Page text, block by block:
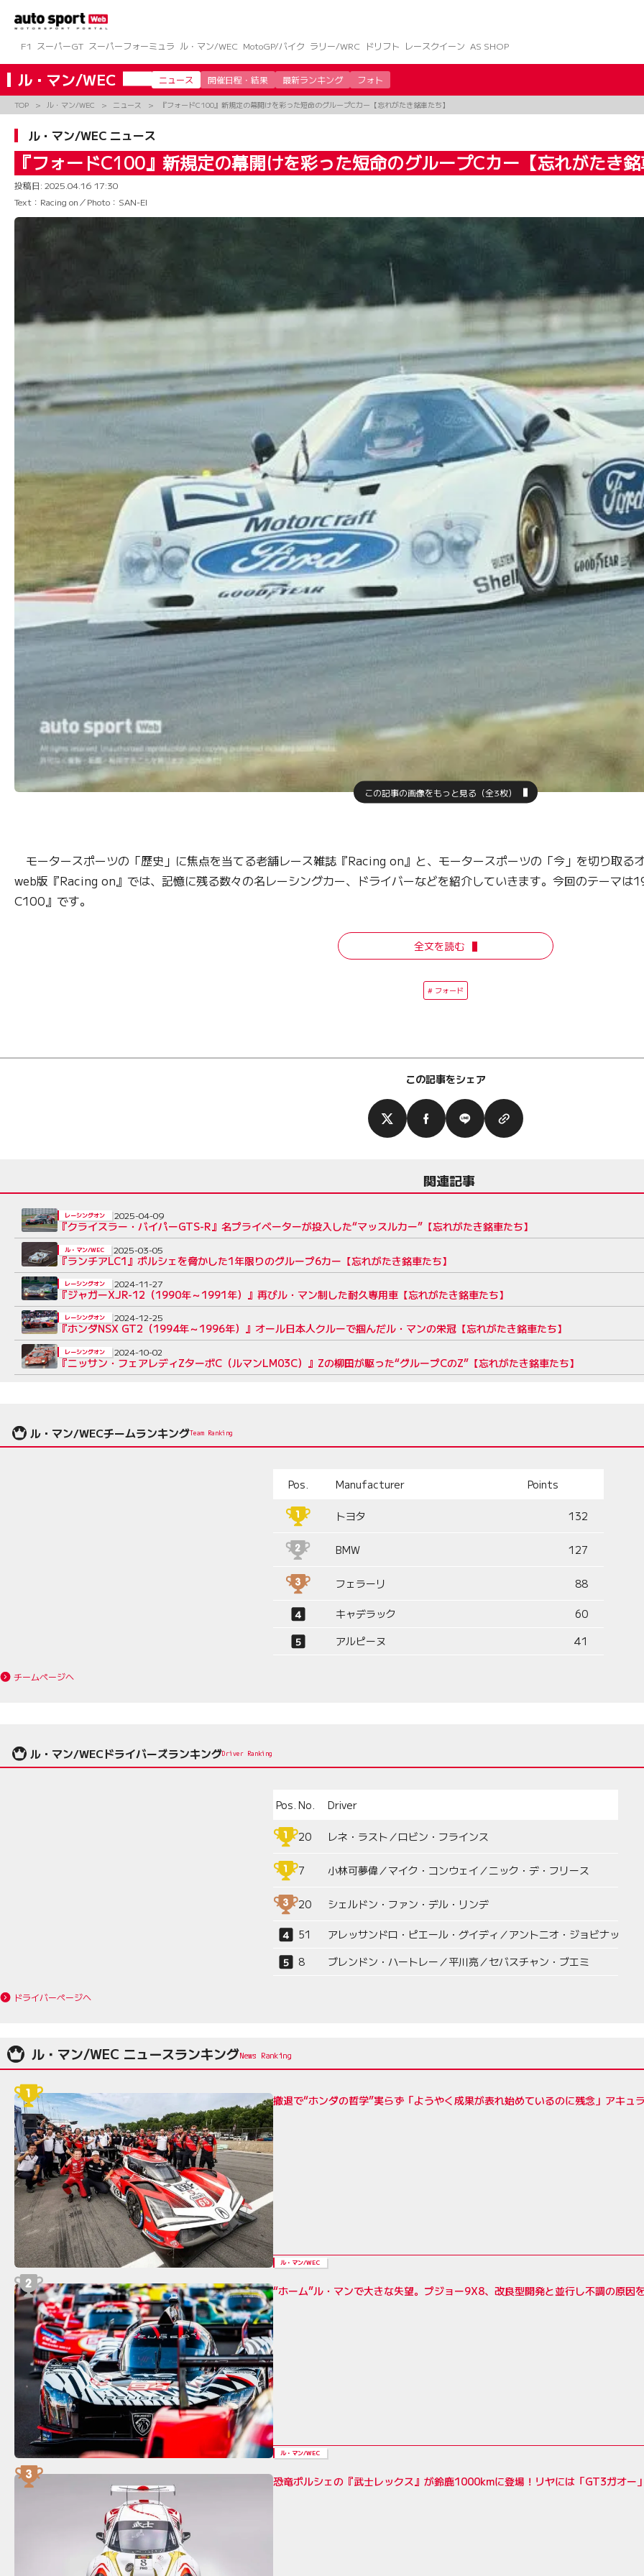
ツ
へ
ス
キ
ッ
F1
スーパーGT スーパーフォーミュラ ル・マン/WEC MotoGP/バイク ラリー/WRC ドリフト レースクイーン AS SHOP
ル・マン/WEC ニュース 開催日程・結果 最新ランキング フォト
TOP ル・マン/WEC ニュース 『フォードC100』新規定の幕開けを彩った短命のグループCカー【忘れがたき銘車たち】
ル・マン/WEC ニュース
『フォードC100』新規定の幕開けを彩った短命のグループCカー【忘れがたき銘
投稿日: 2025.04.16 17:30
Text：Racing on／Photo：SAN-EI
この記事の画像をもっと見る（全3枚）
モータースポーツの「歴史」に焦点を当てる老舗レース雑誌『Racing on』と、モータースポーツの「今」を切り取る
web版『Racing on』では、記憶に残る数々の名レーシングカー、ドライバーなどを紹介していきます。今回のテーマは
C100』です。
全文を読む
フォード
この記事をシェア
関連記事
『クライスラー・バイパーGTS-R』名プライベーターが投入した“マッスルカー”【忘れがたき銘車たち】
レーシングオン 2025-04-09
『ランチアLC1』ポルシェを脅かした1年限りのグループ6カー【忘れがたき銘車たち】
ル・マン/WEC 2025-03-05
『ジャガーXJR-12（1990年～1991年）』再びル・マン制した耐久専用車【忘れがたき銘車たち】
レーシングオン 2024-11-27
『ホンダNSX GT2（1994年～1996年）』オール日本人クルーで掴んだル・マンの栄冠【忘れがたき銘車たち】
レーシングオン 2024-12-25
『ニッサン・フェアレディZターボC（ルマンLM03C）』Zの柳田が駆った“グループCのZ”【忘れがたき銘車たち】
レーシングオン 2024-10-02
ル・マン/WECチームランキングTeam Ranking
Pos. Manufacturer Points
トヨタ 132
BMW 127
フェラーリ 88
キャデラック
60
アルピーヌ
41
チームページへ
ル・マン/WECドライバーズランキングDriver Ranking
Pos. No. Driver
20 レネ・ラスト／ロビン・フラインス
7 小林可夢偉／マイク・コンウェイ／ニック・デ・フリース
20 シェルドン・ファン・デル・リンデ
51 アレッサンドロ・ピエール・グイディ／アントニオ・ジョビナッツィ
8
ブレンドン・ハートレー／平川亮／セバスチャン・ブエミ
ドライバーページへ
ル・マン/WEC ニュースランキング
撤退で“ホンダの哲学”実らず「ようやく成果が表れ始めているのに残念」アキュ
ル・マン/WEC
“ホーム”ル・マンで大きな失望。プジョー9X8、改良型開発と並行し不調の原因
ル・マン/WEC
恐竜ポルシェの『武士レックス』が鈴鹿1000kmに登場！リヤには「GT3ガオー